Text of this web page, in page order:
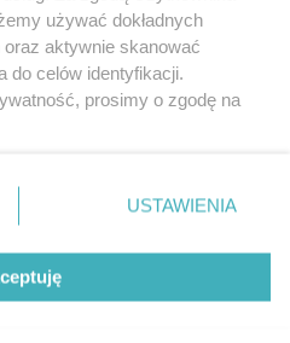
serwisy
Muzyka i kultura
Archiwum wydarzeń
Zdjęcia miasta
używać dokładnych
aktywnie skanować
do celów identyfikacji.
prosimy o zgodę na
rogu strony
. Niektóre
miały zastosowania tylko
USTAWIENIA